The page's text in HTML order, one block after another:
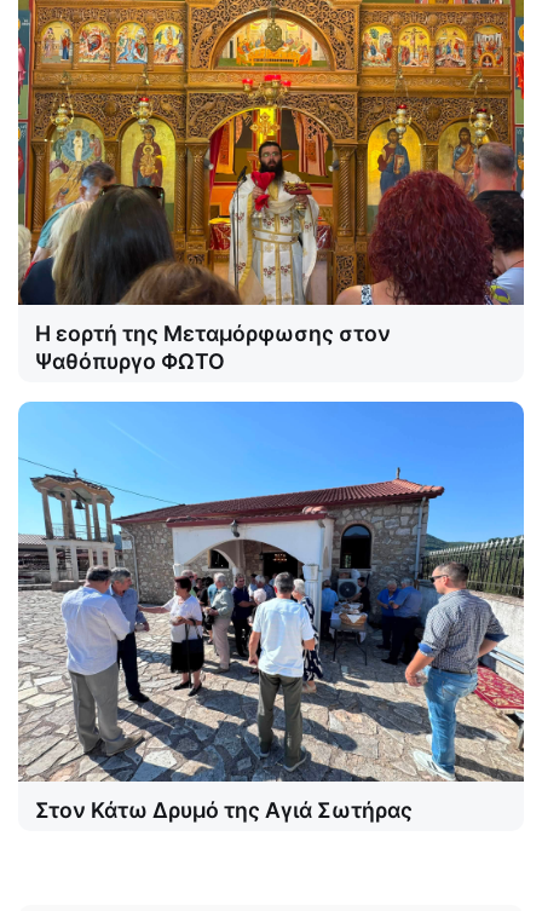
Η εορτή της Μεταμόρφωσης στον
Ψαθόπυργο ΦΩΤΟ
Στον Κάτω Δρυμό της Αγιά Σωτήρας